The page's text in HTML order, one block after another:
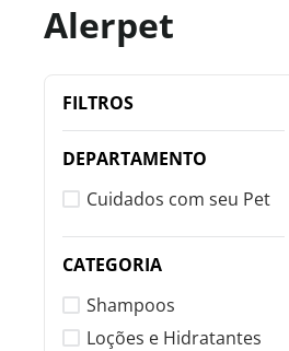
Alerpet
FILTROS
DEPARTAMENTO
Cuidados com seu Pet
CATEGORIA
Shampoos
Loções e Hidratantes